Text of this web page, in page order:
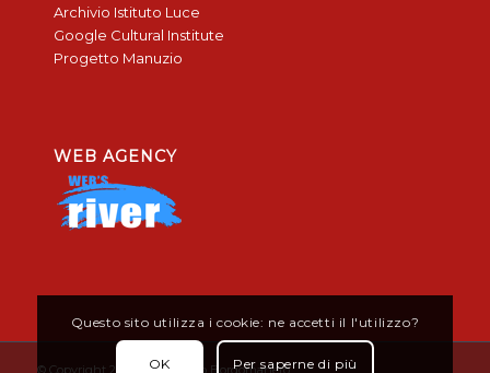
Archivio Istituto Luce
Google Cultural Institute
Progetto Manuzio
WEB AGENCY
Questo sito utilizza i cookie: ne accetti il l'utilizzo?
OK Per saperne di più